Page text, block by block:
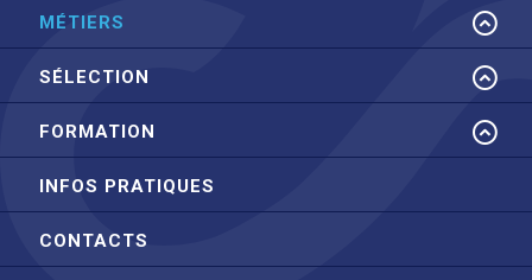
MÉTIERS
SÉLECTION
FORMATION
INFOS PRATIQUES
CONTACTS